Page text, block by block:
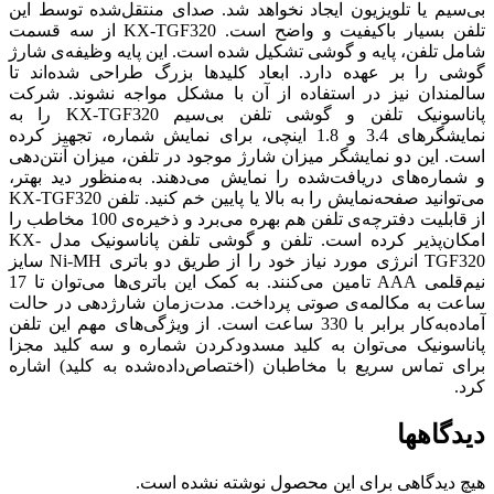
بی‌سیم یا تلویزیون ایجاد نخواهد شد. صدای منتقل‌شده توسط این
تلفن بسیار باکیفیت و واضح است. KX-TGF320 از سه قسمت
شامل تلفن، ‌پایه و گوشی تشکیل‌ شده است. این پایه وظیفه‌ی شارژ
گوشی را بر عهده دارد. ابعاد کلیدها بزرگ طراحی شده‌اند تا
سالمندان نیز در استفاده از آن با مشکل مواجه نشوند. شرکت
پاناسونیک تلفن و گوشی تلفن بی‌سیم KX-TGF320 را به
نمایشگرهای 3.4 و 1.8 اینچی، برای نمایش شماره، تجهیز کرده
است. این دو نمایشگر میزان شارژ موجود در تلفن، میزان آنتن‌دهی
و شماره‌های دریافت‌شده را نمایش می‌دهند. به‌منظور دید بهتر،
می‌توانید صفحه‌نمایش را به بالا یا پایین خم کنید. تلفن KX-TGF320
از قابلیت دفترچه‌ی تلفن هم بهره می‌برد و ذخیره‌ی 100 مخاطب را
امکان‌پذیر کرده است. تلفن و گوشی تلفن پاناسونیک مدل KX-
TGF320 انرژی مورد نیاز خود را از طریق دو باتری Ni-MH سایز
نیم‌قلمی AAA تامین می‌کنند. به کمک این باتری‌ها می‌توان تا 17
ساعت به مکالمه‌ی صوتی پرداخت. مدت‌زمان شارژدهی در حالت
آماده‌به‌کار برابر با 330 ساعت است. از ویژگی‌های مهم این تلفن
پاناسونیک می‌توان به کلید مسدودکردن شماره و سه کلید مجزا
برای تماس سریع با مخاطبان (اختصاص‌داده‌شده به کلید) اشاره
کرد.
دیدگاهها
هیچ دیدگاهی برای این محصول نوشته نشده است.